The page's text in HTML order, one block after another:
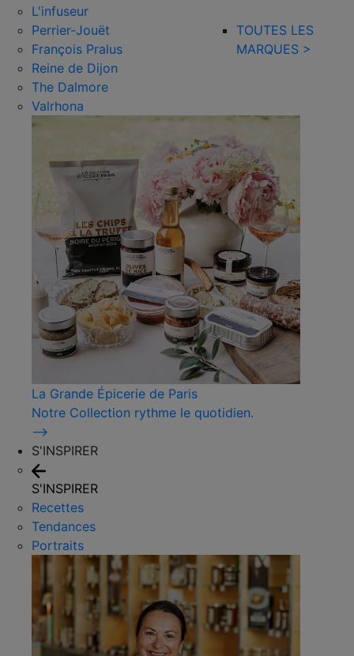
L'infuseur
Perrier-Jouët
François Pralus
Reine de Dijon
The Dalmore
Valrhona
TOUTES LES
MARQUES >
La Grande Épicerie de Paris
Notre Collection rythme le quotidien.
⟶
S'INSPIRER
S'INSPIRER
Recettes
Tendances
Portraits